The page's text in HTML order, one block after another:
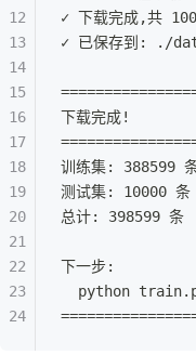
✓ 下载完成,共
✓ 已保存到: ./
下载完成!
训练集: 388599
测试集: 10000 条
总计: 398599 条
下一步:
python